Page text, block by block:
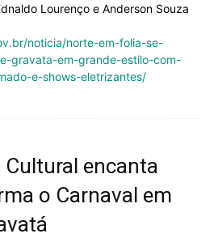
Lourenço e Anderson Souza
noticia/norte-em-folia-se-
gravata-em-grande-estilo-com-
e-shows-eletrizantes/
encanta
o Carnaval em